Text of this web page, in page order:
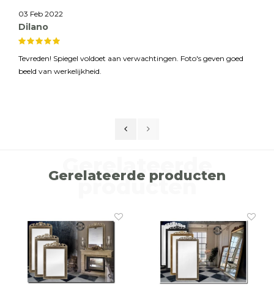
03 Feb 2022
Dilano
Tevreden! Spiegel voldoet aan verwachtingen. Foto's geven goed
beeld van werkelijkheid.
Gerelateerde producten
Gerelateerde
producten